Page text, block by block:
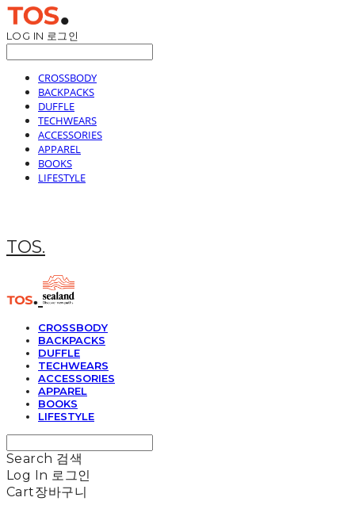
LOG IN 로그인
CROSSBODY
BACKPACKS
DUFFLE
TECHWEARS
ACCESSORIES
APPAREL
BOOKS
LIFESTYLE
TOS.
CROSSBODY
BACKPACKS
DUFFLE
TECHWEARS
ACCESSORIES
APPAREL
BOOKS
LIFESTYLE
Search 검색
Log In 로그인
Cart장바구니